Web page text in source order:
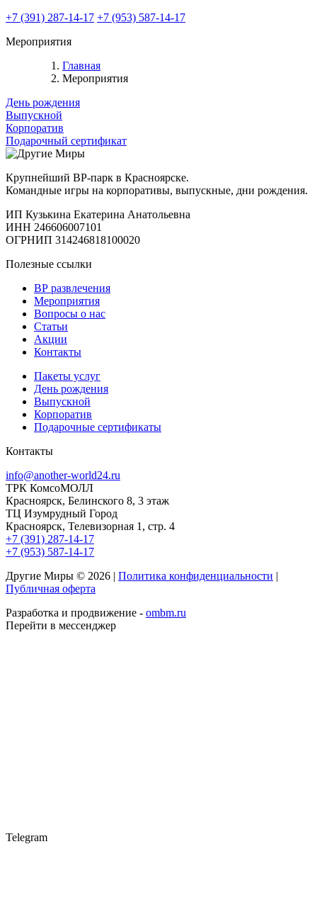
+7 (391) 287-14-17 +7 (953) 587-14-17
Мероприятия
Главная
Мероприятия
День рождения
Выпускной
Корпоратив
Подарочный сертификат
Крупнейший ВР-парк в Красноярске.
Командные игры на корпоративы, выпускные, дни рождения.
ИП Кузькина Екатерина Анатольевна
ИНН 246606007101
ОГРНИП 314246818100020
Полезные ссылки
ВР развлечения
Мероприятия
Вопросы о нас
Статьи
Акции
Контакты
Пакеты услуг
День рождения
Выпускной
Корпоратив
Подарочные сертификаты
Контакты
info@another-world24.ru
ТРК КомсоМОЛЛ
Красноярск, Белинского 8, 3 этаж
ТЦ Изумрудный Город
Красноярск, Телевизорная 1, стр. 4
+7 (391) 287-14-17
+7 (953) 587-14-17
Другие Миры © 2026 | Политика конфиденциальности |
Публичная оферта
Разработка и продвижение - ombm.ru
Перейти в мессенджер
Telegram